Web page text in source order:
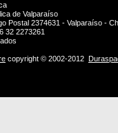
de Valparaíso
Postal 2374631 - Valparaíso -
32 2273261
copyright © 2002-2012